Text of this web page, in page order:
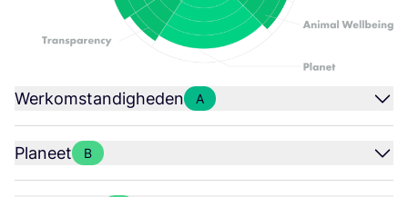
Werkomstandigheden A
Planeet B